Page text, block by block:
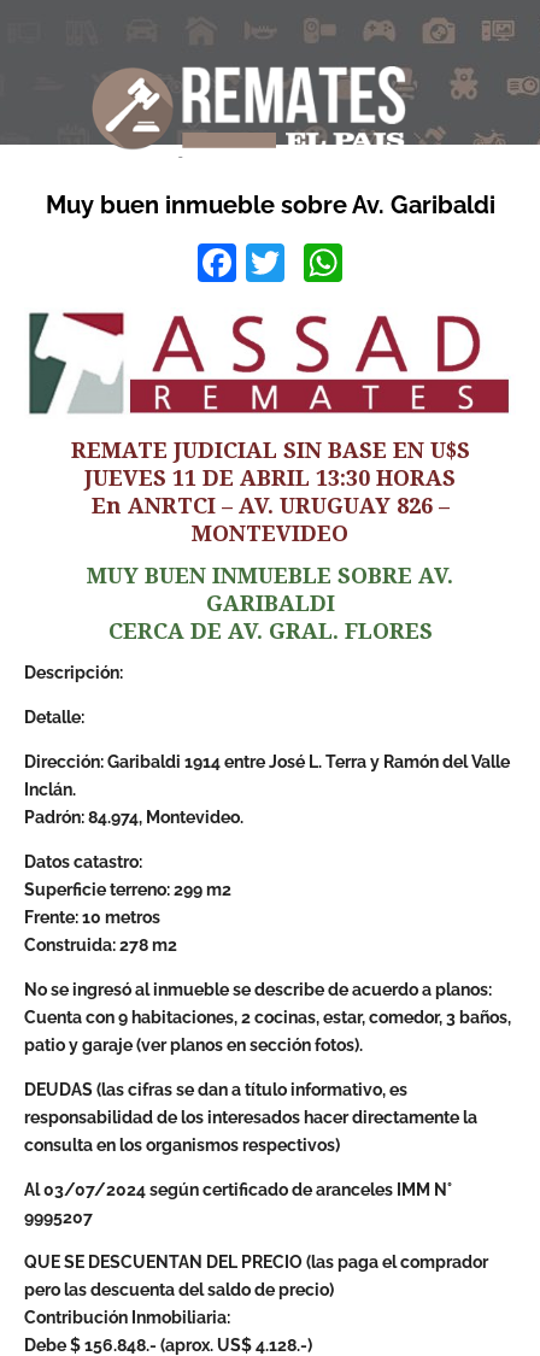
Muy buen inmueble sobre Av. Garibaldi
Facebook
Twitter
REMATE JUDICIAL SIN BASE EN U$S
JUEVES 11 DE ABRIL 13:30 HORAS
En ANRTCI – AV. URUGUAY 826 –
MONTEVIDEO
MUY BUEN INMUEBLE SOBRE AV.
GARIBALDI
CERCA DE AV. GRAL. FLORES
Descripción:
Detalle:
Dirección: Garibaldi 1914 entre José L. Terra y Ramón del Valle
Inclán.
Padrón: 84.974, Montevideo.
Datos catastro:
Superficie terreno: 299 m2
Frente: 10 metros
Construida: 278 m2
No se ingresó al inmueble se describe de acuerdo a planos:
Cuenta con 9 habitaciones, 2 cocinas, estar, comedor, 3 baños,
patio y garaje (ver planos en sección fotos).
DEUDAS (las cifras se dan a título informativo, es
responsabilidad de los interesados ​​hacer directamente la
consulta en los organismos respectivos)
Al 03/07/2024 según certificado de aranceles IMM N°
9995207
QUE SE DESCUENTAN DEL PRECIO (las paga el comprador
pero las descuenta del saldo de precio)
Contribución Inmobiliaria:
Debe $ 156.848.- (aprox. US$ 4.128.-)